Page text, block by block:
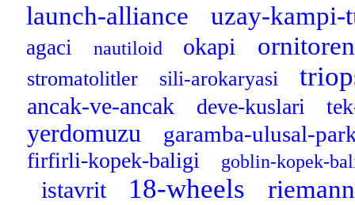
launch-alliance uzay-
agaci nautiloid okapi
stromatolitler sili-arokaryasi
ancak-ve-ancak deve-kuslari
yerdomuzu garamba-ulusal-
firfirli-kopek-baligi goblin-kopek-
istavrit 18-wheels